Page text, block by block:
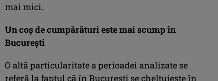
mai mici.
Un coș de cumpărături este mai scump în
București
O altă particularitate a perioadei analizate se
referă la faptul că în București se cheltuiește în